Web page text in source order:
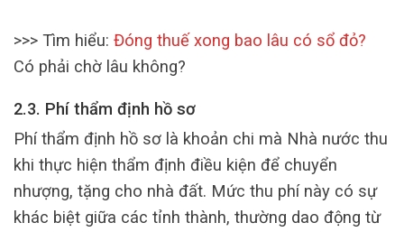
>>> Tìm hiểu: Đóng thuế xong bao lâu có sổ đỏ?
Có phải chờ lâu không?
2.3. Phí thẩm định hồ sơ
Phí thẩm định hồ sơ là khoản chi mà Nhà nước thu
khi thực hiện thẩm định điều kiện để chuyển
nhượng, tặng cho nhà đất. Mức thu phí này có sự
khác biệt giữa các tỉnh thành, thường dao động từ